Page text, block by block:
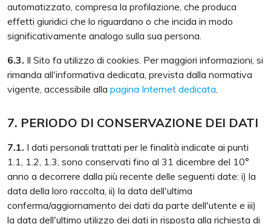
automatizzato, compresa la profilazione, che produca
effetti giuridici che lo riguardano o che incida in modo
significativamente analogo sulla sua persona.
6.3. Il Sito fa utilizzo di cookies. Per maggiori informazioni, si
rimanda all'informativa dedicata, prevista dalla normativa
vigente, accessibile alla pagina Internet dedicata.
7. PERIODO DI CONSERVAZIONE DEI DATI
7.1. I dati personali trattati per le finalità indicate ai punti
1.1, 1.2, 1.3, sono conservati fino al 31 dicembre del 10°
anno a decorrere dalla più recente delle seguenti date: i) la
data della loro raccolta, ii) la data dell'ultima
conferma/aggiornamento dei dati da parte dell'utente e iii)
la data dell'ultimo utilizzo dei dati in risposta alla richiesta di